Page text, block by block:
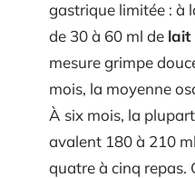
gastrique limitée : à
de 30 à 60 ml de lait
mesure grimpe
mois, la moyenne
À six mois, la
avalent 180 à 210
quatre à cinq repas.